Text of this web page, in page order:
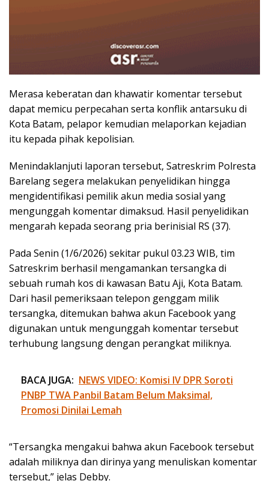
Merasa keberatan dan khawatir komentar tersebut
dapat memicu perpecahan serta konflik antarsuku di
Kota Batam, pelapor kemudian melaporkan kejadian
itu kepada pihak kepolisian.
Menindaklanjuti laporan tersebut, Satreskrim Polresta
Barelang segera melakukan penyelidikan hingga
mengidentifikasi pemilik akun media sosial yang
mengunggah komentar dimaksud. Hasil penyelidikan
mengarah kepada seorang pria berinisial RS (37).
Pada Senin (1/6/2026) sekitar pukul 03.23 WIB, tim
Satreskrim berhasil mengamankan tersangka di
sebuah rumah kos di kawasan Batu Aji, Kota Batam.
Dari hasil pemeriksaan telepon genggam milik
tersangka, ditemukan bahwa akun Facebook yang
digunakan untuk mengunggah komentar tersebut
terhubung langsung dengan perangkat miliknya.
BACA JUGA: NEWS VIDEO: Komisi IV DPR Soroti
PNBP TWA Panbil Batam Belum Maksimal,
Promosi Dinilai Lemah
“Tersangka mengakui bahwa akun Facebook tersebut
adalah miliknya dan dirinya yang menuliskan komentar
tersebut,” jelas Debby.